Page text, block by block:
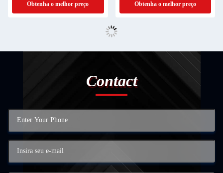
Obtenha o melhor preço Obtenha o melhor preço
Contact